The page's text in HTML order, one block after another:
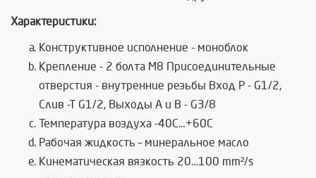
Характеристики:
Конструктивное исполнение - моноблок
Крепление - 2 болта М8 Присоединительные
отверстия - внутренние резьбы Вход Р - G1/2,
Слив -Т G1/2, Выходы А и В - G3/8
Температура воздуха -40C…+60C
Рабочая жидкость – минеральное масло
Кинематическая вязкость 20…100 mm²/s